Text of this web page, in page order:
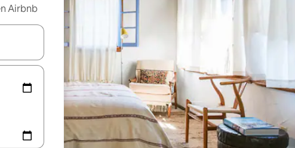
Airbnb
navegar usando las teclas de las flechas hacia arriba y hacia abajo,